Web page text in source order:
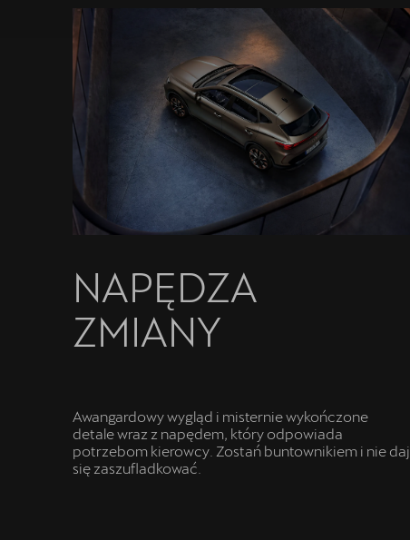
NAPĘDZA
ZMIANY
Awangardowy wygląd i misternie wykończone
detale wraz z napędem, który odpowiada
potrzebom kierowcy. Zostań buntownikiem i nie daj
się zaszufladkować.